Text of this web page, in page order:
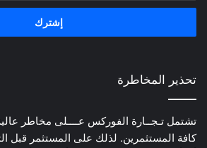
الإلكتروني
تحذير المخاطرة
تشتمل تـجــارة الفوركس عــــلى مخاطر
كافة المستثمرين. لذلك على المستثمر قبل